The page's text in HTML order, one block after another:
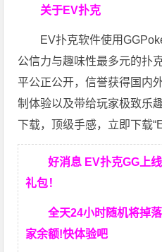
关于EV扑克
EV扑克软件使用
公信力与趣味性最多元的扑
平公正公开，信誉获得国内
制体验以及带给玩家极致乐
下载，顶级手感，立即下载
好消息 EV扑克GG上
礼包！
全天24小时随机将掉
家余额!快体验吧